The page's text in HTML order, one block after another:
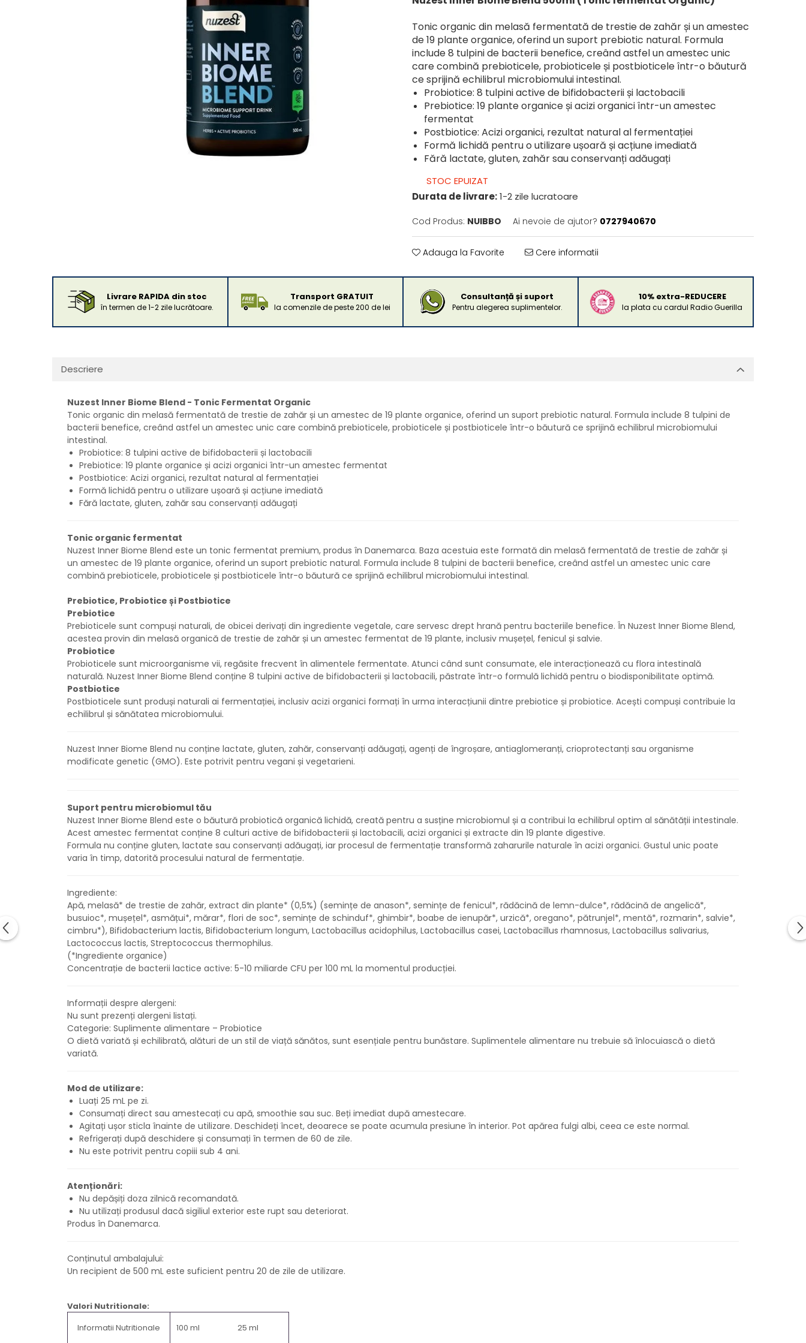
Tonic organic din melasă fermentată de trestie de zahăr și un amestec
de 19 plante organice, oferind un suport prebiotic natural. Formula
include 8 tulpini de bacterii benefice, creând astfel un amestec unic
care combină prebioticele, probioticele și postbioticele într-o băutură
ce sprijină echilibrul microbiomului intestinal.
Probiotice: 8 tulpini active de bifidobacterii și lactobacili
Prebiotice: 19 plante organice și acizi organici într-un amestec
fermentat
Postbiotice: Acizi organici, rezultat natural al fermentației
Formă lichidă pentru o utilizare ușoară și acțiune imediată
Fără lactate, gluten, zahăr sau conservanți adăugați
STOC EPUIZAT
Durata de livrare:1-2 zile lucratoare
Cod Produs: NUIBBO Ai nevoie de ajutor? 0727940670
Adauga la Favorite Cere informatii
Livrare RAPIDA din stoc
în termen de 1-2 zile lucrătoare.
Transport GRATUIT
la comenzile de peste 200 de lei
Consultanță și suport
Pentru alegerea suplimentelor.
10% extra-REDUCERE
la plata cu cardul Radio Guerilla
Descriere
Nuzest Inner Biome Blend - Tonic Fermentat Organic
Tonic organic din melasă fermentată de trestie de zahăr și un amestec de 19 plante organice, oferind un suport prebiotic natural. Formula include 8 tulpini de
bacterii benefice, creând astfel un amestec unic care combină prebioticele, probioticele și postbioticele într-o băutură ce sprijină echilibrul microbiomului
intestinal.
Probiotice: 8 tulpini active de bifidobacterii și lactobacili
Prebiotice: 19 plante organice și acizi organici într-un amestec fermentat
Postbiotice: Acizi organici, rezultat natural al fermentației
Formă lichidă pentru o utilizare ușoară și acțiune imediată
Fără lactate, gluten, zahăr sau conservanți adăugați
Tonic organic fermentat
Nuzest Inner Biome Blend este un tonic fermentat premium, produs în Danemarca. Baza acestuia este formată din melasă fermentată de trestie de zahăr și
un amestec de 19 plante organice, oferind un suport prebiotic natural. Formula include 8 tulpini de bacterii benefice, creând astfel un amestec unic care
combină prebioticele, probioticele și postbioticele într-o băutură ce sprijină echilibrul microbiomului intestinal.
Prebiotice, Probiotice și Postbiotice
Prebiotice
Prebioticele sunt compuși naturali, de obicei derivați din ingrediente vegetale, care servesc drept hrană pentru bacteriile benefice. În Nuzest Inner Biome Blend,
acestea provin din melasă organică de trestie de zahăr și un amestec fermentat de 19 plante, inclusiv mușețel, fenicul și salvie.
Probiotice
Probioticele sunt microorganisme vii, regăsite frecvent în alimentele fermentate. Atunci când sunt consumate, ele interacționează cu flora intestinală
naturală. Nuzest Inner Biome Blend conține 8 tulpini active de bifidobacterii și lactobacili, păstrate într-o formulă lichidă pentru o biodisponibilitate optimă.
Postbiotice
Postbioticele sunt produși naturali ai fermentației, inclusiv acizi organici formați în urma interacțiunii dintre prebiotice și probiotice. Acești compuși contribuie la
echilibrul și sănătatea microbiomului.
Nuzest Inner Biome Blend nu conține lactate, gluten, zahăr, conservanți adăugați, agenți de îngroșare, antiaglomeranți, crioprotectanți sau organisme
modificate genetic (GMO). Este potrivit pentru vegani și vegetarieni.
Suport pentru microbiomul tău
Nuzest Inner Biome Blend este o băutură probiotică organică lichidă, creată pentru a susține microbiomul și a contribui la echilibrul optim al sănătății intestinale.
Acest amestec fermentat conține 8 culturi active de bifidobacterii și lactobacili, acizi organici și extracte din 19 plante digestive.
Formula nu conține gluten, lactate sau conservanți adăugați, iar procesul de fermentație transformă zaharurile naturale în acizi organici. Gustul unic poate
varia în timp, datorită procesului natural de fermentație.
Ingrediente:
Apă, melasă* de trestie de zahăr, extract din plante* (0,5%) (semințe de anason*, semințe de fenicul*, rădăcină de lemn-dulce*, rădăcină de angelică*,
busuioc*, mușețel*, asmățui*, mărar*, flori de soc*, semințe de schinduf*, ghimbir*, boabe de ienupăr*, urzică*, oregano*, pătrunjel*, mentă*, rozmarin*, salvie*,
cimbru*), Bifidobacterium lactis, Bifidobacterium longum, Lactobacillus acidophilus, Lactobacillus casei, Lactobacillus rhamnosus, Lactobacillus salivarius,
Lactococcus lactis, Streptococcus thermophilus.
(*Ingrediente organice)
Concentrație de bacterii lactice active: 5-10 miliarde CFU per 100 mL la momentul producției.
Informații despre alergeni:
Nu sunt prezenți alergeni listați.
Categorie: Suplimente alimentare – Probiotice
O dietă variată și echilibrată, alături de un stil de viață sănătos, sunt esențiale pentru bunăstare. Suplimentele alimentare nu trebuie să înlocuiască o dietă
variată.
Mod de utilizare:
Luați 25 mL pe zi.
Consumați direct sau amestecați cu apă, smoothie sau suc. Beți imediat după amestecare.
Agitați ușor sticla înainte de utilizare. Deschideți încet, deoarece se poate acumula presiune în interior. Pot apărea fulgi albi, ceea ce este normal.
Refrigerați după deschidere și consumați în termen de 60 de zile.
Nu este potrivit pentru copiii sub 4 ani.
Atenționări:
Nu depășiți doza zilnică recomandată.
Nu utilizați produsul dacă sigiliul exterior este rupt sau deteriorat.
Produs în Danemarca.
Conținutul ambalajului:
Un recipient de 500 mL este suficient pentru 20 de zile de utilizare.
Valori Nutritionale:
Informatii Nutritionale
100 ml 25 ml